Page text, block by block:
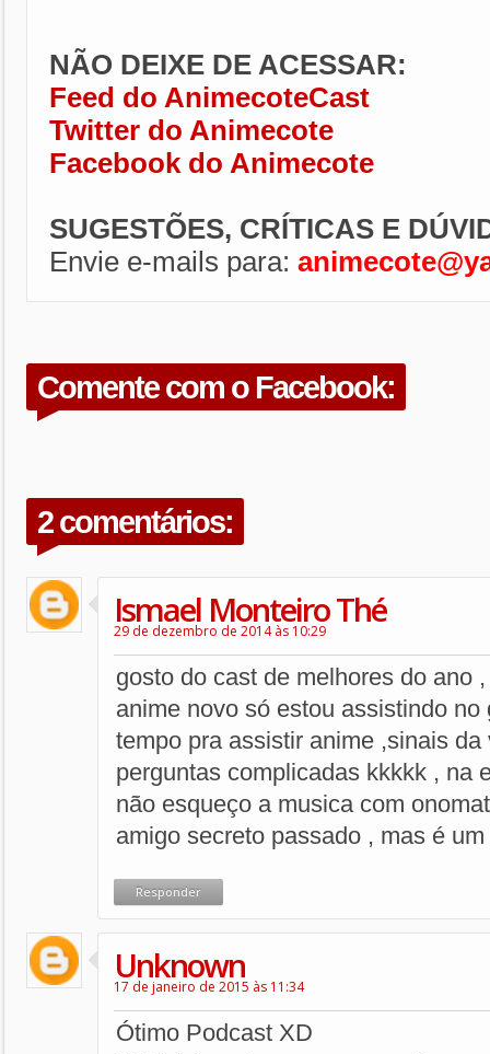
NÃO DEIXE DE ACESSAR:
Feed do AnimecoteCast
Twitter do Animecote
Facebook do Animecote
SUGESTÕES, CRÍTICAS E
Envie e-mails para:
Comente com o Facebook:
2 comentários:
Ismael Monteiro Thé
29 de dezembro de 2014 às 10:29
gosto do cast de melhores do ano
anime novo só estou assistindo
tempo pra assistir anime ,sinais da
perguntas complicadas kkkkk , na
não esqueço a musica com
amigo secreto passado , mas é
Responder
Unknown
17 de janeiro de 2015 às 11:34
Ótimo Podcast XD